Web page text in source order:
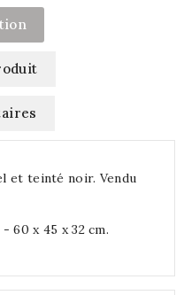
et teinté noir. Vendu
60 x 45 x 32 cm.